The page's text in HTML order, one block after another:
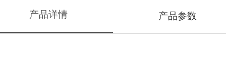
产品详情 产品参数